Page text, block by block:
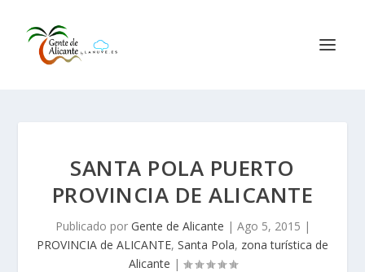
SANTA POLA PUERTO
PROVINCIA DE ALICANTE
Publicado por Gente de Alicante | Ago 5, 2015 |
PROVINCIA de ALICANTE, Santa Pola, zona turística de
Alicante |